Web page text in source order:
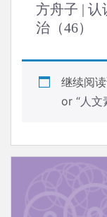
方舟子 |
治（46）
继续阅
or “人文